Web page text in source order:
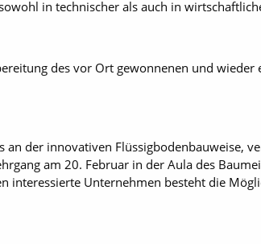
in technischer als auch in
des vor Ort gewonnenen und wieder
an der innovativen Flüssigbodenbauweise,
am 20. Februar in der Aula des
interessierte Unternehmen besteht die